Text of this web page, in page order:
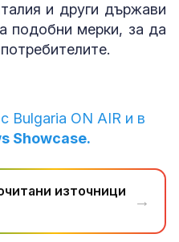
и други държави
подобни мерки, за да
Bulgaria ON AIR и в
Showcase.
източници
→